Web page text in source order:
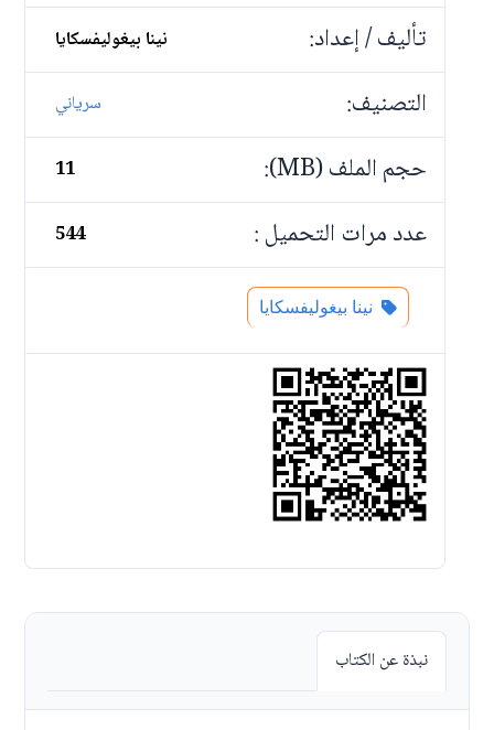
تأليف / إعداد:
نينا بيغوليفسكايا
التصنيف: سرياني
حجم الملف (MB): 11
عدد مرات التحميل : 544
نينا بيغوليفسكايا
نبذة عن الكتاب